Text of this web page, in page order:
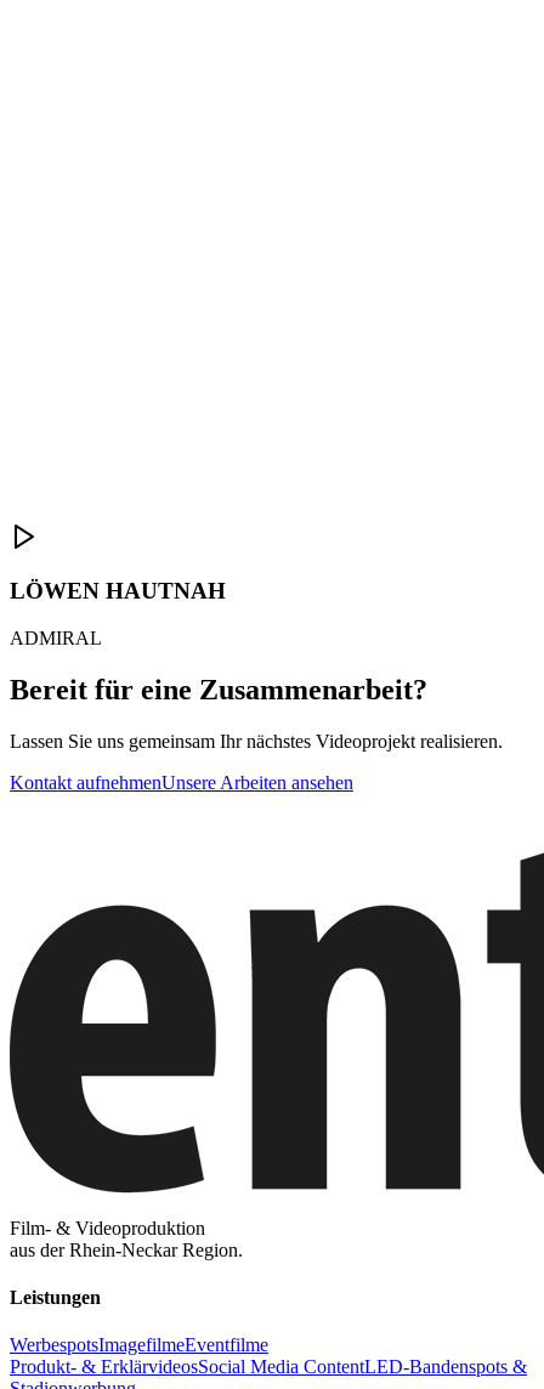
LÖWEN HAUTNAH
ADMIRAL
Bereit für eine Zusammenarbeit?
Lassen Sie uns gemeinsam Ihr nächstes Videoprojekt realisieren.
Kontakt aufnehmenUnsere Arbeiten ansehen
Film- & Videoproduktion
aus der Rhein-Neckar Region.
Leistungen
WerbespotsImagefilmeEventfilme
Produkt- & ErklärvideosSocial Media ContentLED-Bandenspots &